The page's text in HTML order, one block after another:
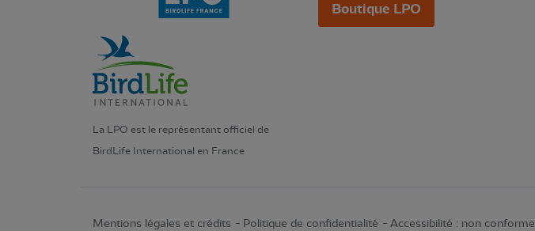
La LPO est le représentant officiel de
BirdLife International en France
Boutique LPO
Mentions légales et crédits Politique de confidentialité Accessibilité : non conforme